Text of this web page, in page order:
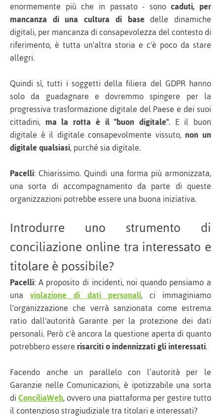
enormemente più che in passato - sonocaduti, per
mancanza di una cultura di basedelle dinamiche
digitali, per mancanza di consapevolezza del contesto di
riferimento, è tutta un'altra storia e c'è poco da stare
allegri.
Quindi sì, tutti i soggetti della filiera del GDPR hanno
solo da guadagnare e dovremmo spingere per la
progressiva trasformazione digitale del Paese e dei suoi
cittadini, ma la rotta è il "buon digitale". E il buon
digitale è il digitale consapevolmente vissuto, non un
digitale qualsiasi, purché sia digitale.
Pacelli: Chiarissimo. Quindi una forma più armonizzata,
una sorta di accompagnamento da parte di queste
organizzazioni potrebbe essere una buona iniziativa.
Introdurre uno strumento di
conciliazione online tra interessato e
titolare è possibile?
Pacelli: A proposito di incidenti, noi quando pensiamo a
unaviolazione di dati personali, ci immaginiamo
l'organizzazione che verrà sanzionata come estrema
ratio dall'autorità Garante per la protezione dei dati
personali. Però c'è ancora la questione aperta di quanto
potrebbero essererisarciti o indennizzati gli interessati.
Facendo anche un parallelo con l’autorità per le
Garanzie nelle Comunicazioni, è ipotizzabile una sorta
diConciliaWeb, ovvero una piattaforma per gestire tutto
il contenzioso stragiudiziale tra titolari e interessati?